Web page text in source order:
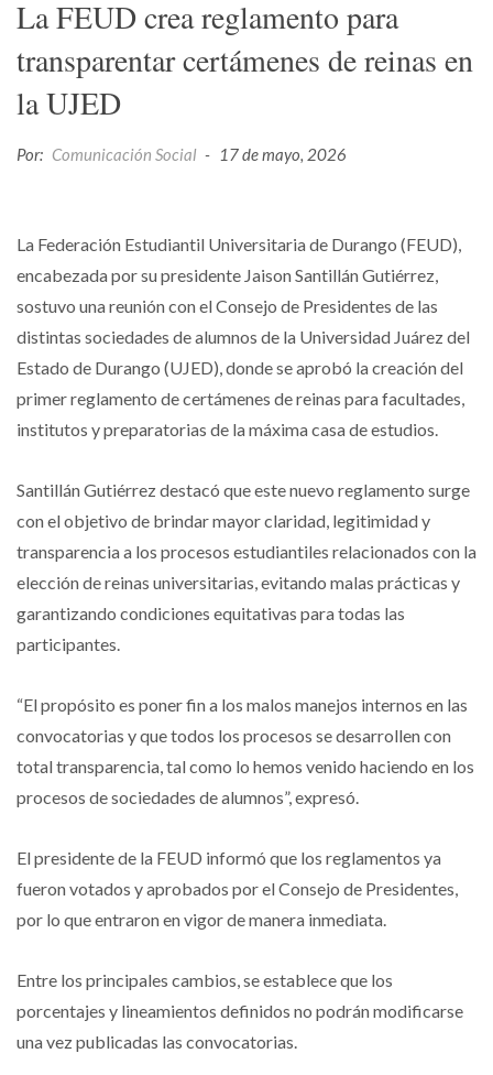
La FEUD crea reglamento para
transparentar certámenes de reinas en
la UJED
Por: Comunicación Social - 17 de mayo, 2026
La Federación Estudiantil Universitaria de Durango (FEUD),
encabezada por su presidente Jaison Santillán Gutiérrez,
sostuvo una reunión con el Consejo de Presidentes de las
distintas sociedades de alumnos de la Universidad Juárez del
Estado de Durango (UJED), donde se aprobó la creación del
primer reglamento de certámenes de reinas para facultades,
institutos y preparatorias de la máxima casa de estudios.
Santillán Gutiérrez destacó que este nuevo reglamento surge
con el objetivo de brindar mayor claridad, legitimidad y
transparencia a los procesos estudiantiles relacionados con la
elección de reinas universitarias, evitando malas prácticas y
garantizando condiciones equitativas para todas las
participantes.
“El propósito es poner fin a los malos manejos internos en las
convocatorias y que todos los procesos se desarrollen con
total transparencia, tal como lo hemos venido haciendo en los
procesos de sociedades de alumnos”, expresó.
El presidente de la FEUD informó que los reglamentos ya
fueron votados y aprobados por el Consejo de Presidentes,
por lo que entraron en vigor de manera inmediata.
Entre los principales cambios, se establece que los
porcentajes y lineamientos definidos no podrán modificarse
una vez publicadas las convocatorias.